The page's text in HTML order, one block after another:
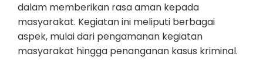
dalam memberikan rasa aman kepada
masyarakat. Kegiatan ini meliputi berbagai
aspek, mulai dari pengamanan kegiatan
masyarakat hingga penanganan kasus kriminal.